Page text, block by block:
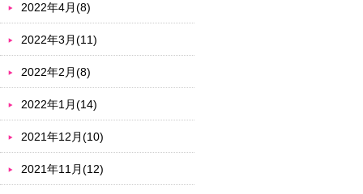
2022年4月(8)
2022年3月(11)
2022年2月(8)
2022年1月(14)
2021年12月(10)
2021年11月(12)